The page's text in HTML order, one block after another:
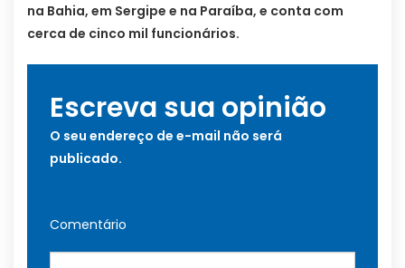
na Bahia, em Sergipe e na Paraíba, e conta com
cerca de cinco mil funcionários.
Escreva sua opinião
O seu endereço de e-mail não será
publicado.
Comentário